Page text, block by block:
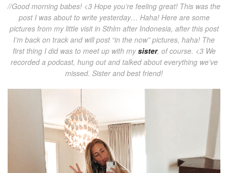
//Good morning babes! <3 Hope you’re feeling great! This was the
post I was about to write yesterday… Haha! Here are some
pictures from my little visit in Sthlm after Indonesia, after this post
I’m back on track and will post “in the now” pictures, haha! The
first thing I did was to meet up with mysister, of course. <3 We
recorded a podcast, hung out and talked about everything we’ve
missed. Sister and best friend!